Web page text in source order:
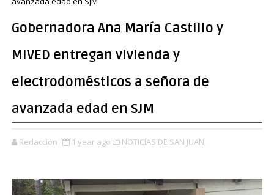
Gobernadora Ana María Castillo y
MIVED entregan vivienda y
electrodomésticos a ​señora de
avanzada edad en SJM
Redacción 1 year ago NOTICIAS DE SAN JUAN,